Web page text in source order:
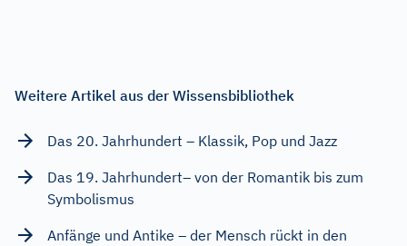
Weitere Artikel aus der Wissensbibliothek
Das 20. Jahrhundert – Klassik, Pop und Jazz
Das 19. Jahrhundert– von der Romantik bis zum
Symbolismus
Anfänge und Antike – der Mensch rückt in den